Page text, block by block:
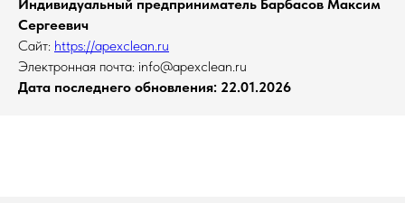
Индивидуальный предприниматель Барбасов Максим
Сергеевич
Сайт: https://apexclean.ru
Электронная почта: info@apexclean.ru
Дата последнего обновления: 22.01.2026